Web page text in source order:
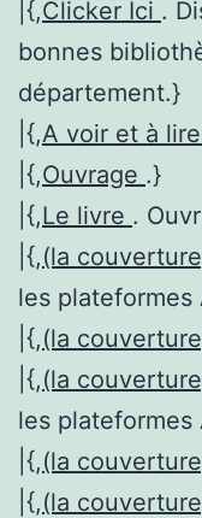
|{,Clicker Ici .
bonnes
département.}
|{,A voir et à
|{,Ouvrage .}
|{,Le livre .
|{,(la
les
|{,(la
|{,(la
les
|{,(la
|{,(la